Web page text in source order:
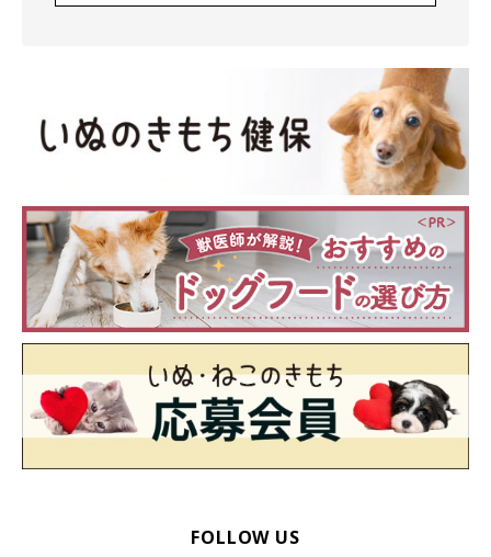
大切です。震えだけでなく、元気や食欲、行動の変化などを確認
FOLLOW US